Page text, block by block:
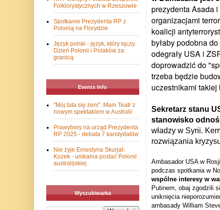
prezydenta Asada i
organizacjami
koalicji
byłaby podobna
odegrały USA i
doprowadzić do
trzeba będzie
uczestnikami
Sekretarz stanu
stanowisko
władzy w Syrii.
rozwiązania
Ambasador USA w
podczas spotkania w
wspólne interesy w
Putinem, obaj zgodzili
uniknięcia
ambasady William
Folklorystycznych w Rzeszowie
Spotkanie Prezydenta RP z
Polonią na Florydzie
Język polski - język, który łączy.
Dzień Polonii i Polaków za
granicą
Events Info
"Mój tata się żeni". Mam Teatr z
nowym spektaklem w Australii
Prawybory na urząd Prezydenta
RP 2025 - debata 7 kandydatów
Nie żyje Ernestyna Skurjat-
Kozek - unikalna postać Polonii
australijskiej
Wyszukiwarka